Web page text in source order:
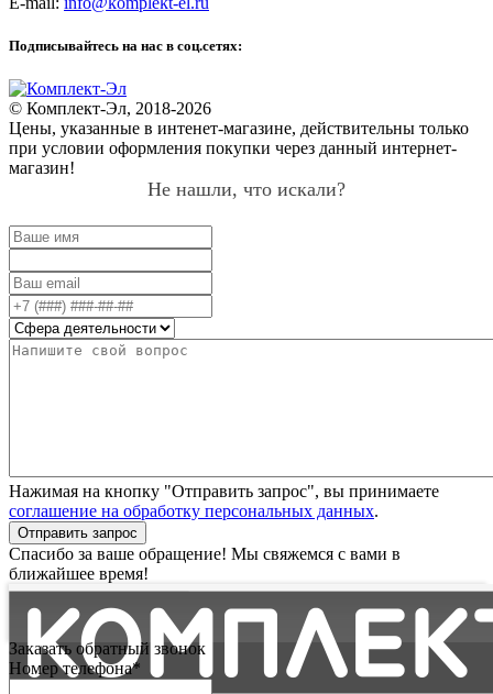
Подписывайтесь на нас в соц.сетях:
© Комплект-Эл, 2018-2026
Цены, указанные в интенет-магазине, действительны только
при условии оформления покупки через данный интернет-
магазин!
Не нашли, что искали?
Нажимая на кнопку "Отправить запрос", вы принимаете
соглашение на обработку персональных данных.
Отправить запрос
Спасибо за ваше обращение! Мы свяжемся с вами в
ближайшее время!
Заказать обратный звонок
Номер телефона*